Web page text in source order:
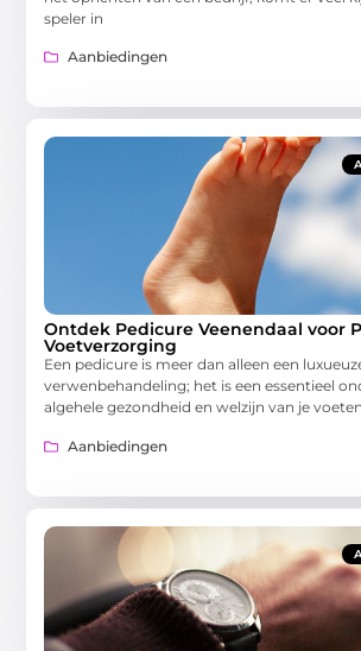
speler in
Aanbiedingen
Ontdek Pedicure Veenendaal voor
Voetverzorging
Een pedicure is meer dan alleen een
verwenbehandeling; het is een essentieel
algehele gezondheid en welzijn van je
Aanbiedingen